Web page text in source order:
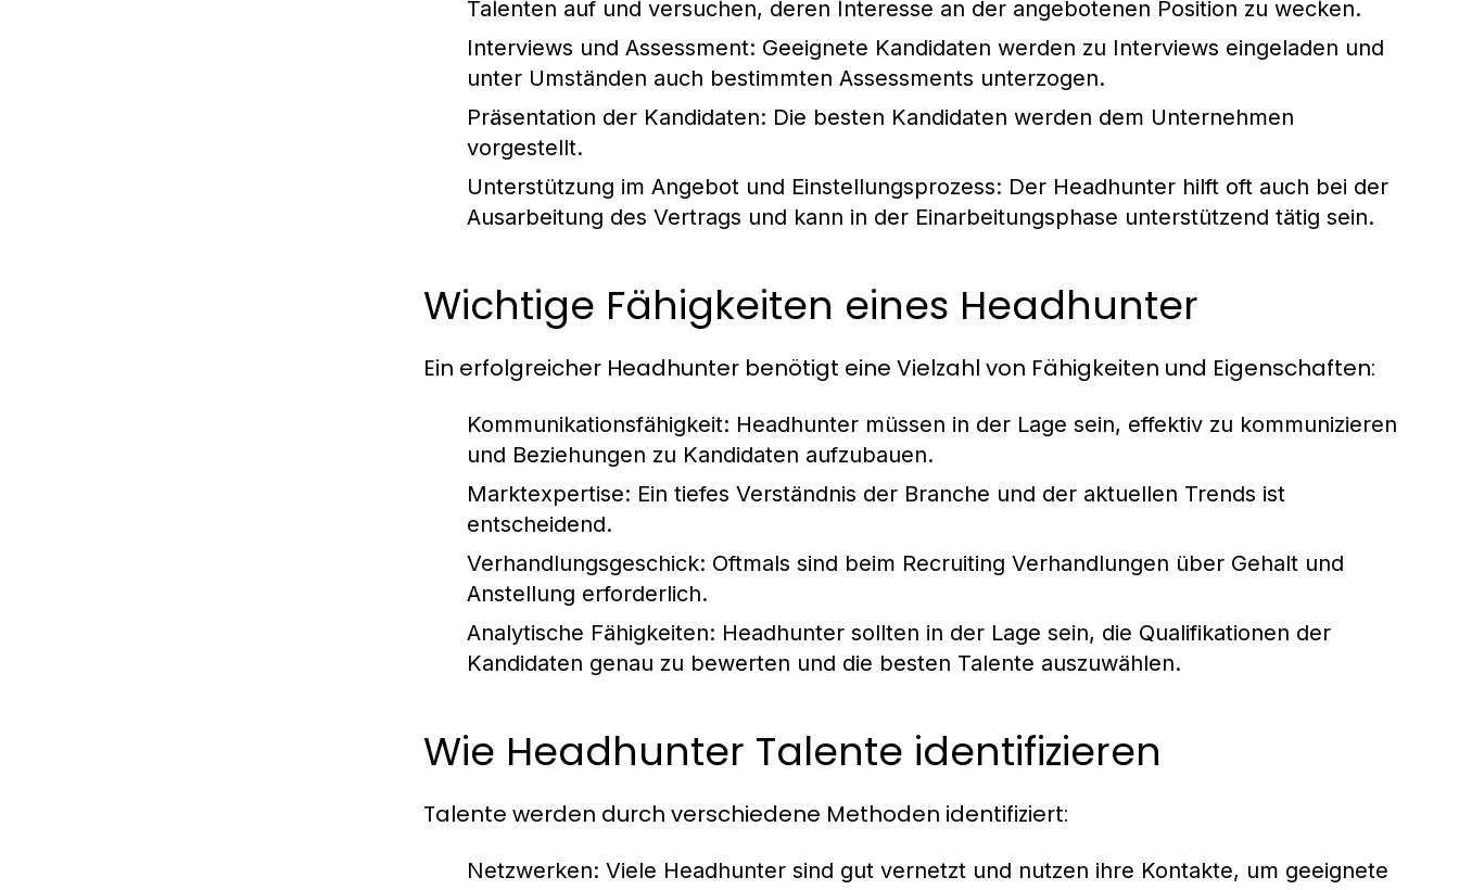
Talenten auf und versuchen, deren Interesse an der angebotenen Position zu wecken.
Interviews und Assessment: Geeignete Kandidaten werden zu Interviews eingeladen und
unter Umständen auch bestimmten Assessments unterzogen.
Präsentation der Kandidaten: Die besten Kandidaten werden dem Unternehmen
vorgestellt.
Unterstützung im Angebot und Einstellungsprozess: Der Headhunter hilft oft auch bei der
Ausarbeitung des Vertrags und kann in der Einarbeitungsphase unterstützend tätig sein.
Wichtige Fähigkeiten eines Headhunter
Ein erfolgreicher Headhunter benötigt eine Vielzahl von Fähigkeiten und Eigenschaften:
Kommunikationsfähigkeit: Headhunter müssen in der Lage sein, effektiv zu kommunizieren
und Beziehungen zu Kandidaten aufzubauen.
Marktexpertise: Ein tiefes Verständnis der Branche und der aktuellen Trends ist
entscheidend.
Verhandlungsgeschick: Oftmals sind beim Recruiting Verhandlungen über Gehalt und
Anstellung erforderlich.
Analytische Fähigkeiten: Headhunter sollten in der Lage sein, die Qualifikationen der
Kandidaten genau zu bewerten und die besten Talente auszuwählen.
Wie Headhunter Talente identifizieren
Talente werden durch verschiedene Methoden identifiziert:
Netzwerken: Viele Headhunter sind gut vernetzt und nutzen ihre Kontakte, um geeignete